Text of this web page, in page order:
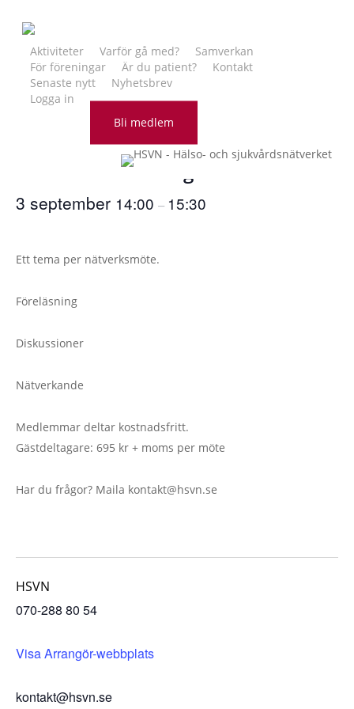
content
Aktiviteter Varför gå med?
Samverkan
För föreningar
Är du patient?
Kontakt
Senaste nytt
Nyhetsbrev
Logga in
Bli medlem
« Alla Evenemang
Nätverksmöte – digitalt
3 september 14:00 – 15:30
Ett tema per nätverksmöte.
Föreläsning
Diskussioner
Nätverkande
Medlemmar deltar kostnadsfritt.
Gästdeltagare: 695 kr + moms per möte
Har du frågor? Maila kontakt@hsvn.se
HSVN
070-288 80 54
Visa Arrangör-webbplats
kontakt@hsvn.se